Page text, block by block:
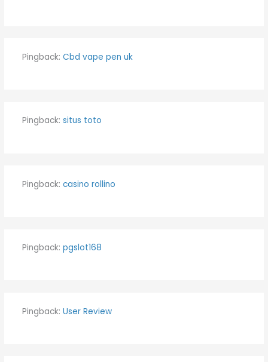
Pingback: Cbd vape pen uk
Pingback: situs toto
Pingback: casino rollino
Pingback: pgslot168
Pingback: User Review